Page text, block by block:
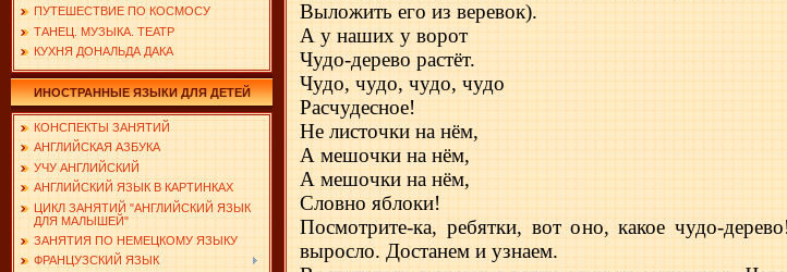
ПУТЕШЕСТВИЕ ПО КОСМОСУ
ТАНЕЦ. МУЗЫКА. ТЕАТР
КУХНЯ ДОНАЛЬДА ДАКА
ИНОСТРАННЫЕ ЯЗЫКИ ДЛЯ ДЕТЕЙ
КОНСПЕКТЫ ЗАНЯТИЙ
АНГЛИЙСКАЯ АЗБУКА
УЧУ АНГЛИЙСКИЙ
АНГЛИЙСКИЙ ЯЗЫК В КАРТИНКАХ
ЦИКЛ ЗАНЯТИЙ "АНГЛИЙСКИЙ ЯЗЫК
ДЛЯ МАЛЫШЕЙ"
ЗАНЯТИЯ ПО НЕМЕЦКОМУ ЯЗЫКУ
ФРАНЦУЗСКИЙ ЯЗЫК
Выложить его из веревок).
А у наших у ворот
Чудо-дерево растёт.
Чудо, чудо, чудо, чудо
Расчудесное!
Не листочки на нём,
А мешочки на нём,
А мешочки на нём,
Словно яблоки!
Посмотрите-ка, ребятки, вот оно, какое чудо-
выросло. Достанем и узнаем.